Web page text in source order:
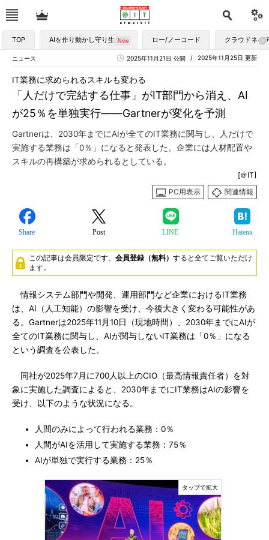
TOP AIを作り動かし守り生かす ロー/ノーコード クラウドネイ
ニュース 2025年11月25日 更新
2025年11月21日 公開
「人だけで完結する仕事」がIT部門から消え、AI
が25％を単独実行――Gartnerが変化を予測
IT業務に求められるスキルも変わる
Gartnerは、2030年までにAIが全てのIT業務に関与し、人だけで
実施する業務は「0％」になると発表した。企業には人材配置や
スキルの再構築が求められるとしている。
[＠IT]
PC用表示
関連情報
Share Post LINE Hatena
この記事は会員限定です。 会員登録（無料） すると全てご覧いただけ
ます。
情報システム部門や開発、運用部門など企業におけるIT業務
は、AI（人工知能）の影響を受け、今後大きく変わる可能性があ
る。Gartnerは2025年11月10日（現地時間）、2030年までにAIが
全てのIT業務に関与し、AIが関与しないIT業務は「0％」になる
という調査を公表した。
同社が2025年7月に700人以上のCIO（最高情報責任者）を対
象に実施した調査によると、2030年までにIT業務はAIの影響を
受け、以下のような状況になる。
人間のみによって行われる業務：0％
人間がAIを活用して実施する業務：75％
AIが単独で実行する業務：25％